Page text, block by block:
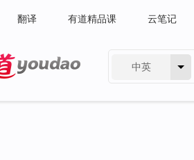
翻译 有道精品课 云笔记
中英